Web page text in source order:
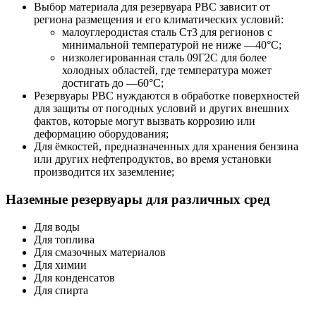
Выбор материала для резервуара РВС зависит от
региона размещения и его климатических условий:
малоуглеродистая сталь Cт3 для регионов с
минимальной температурой не ниже —40°С;
низколегированная сталь 09Г2С для более
холодных областей, где температура может
достигать до —60°С;
Резервуары РВС нуждаются в обработке поверхностей
для защиты от погодных условий и других внешних
фактов, которые могут вызвать коррозию или
деформацию оборудования;
Для ёмкостей, предназначенных для хранения бензина
или других нефтепродуктов, во время установки
производится их заземление;
Наземные резервуары для различных сред
Для воды
Для топлива
Для смазочных материалов
Для химии
Для конденсатов
Для спирта